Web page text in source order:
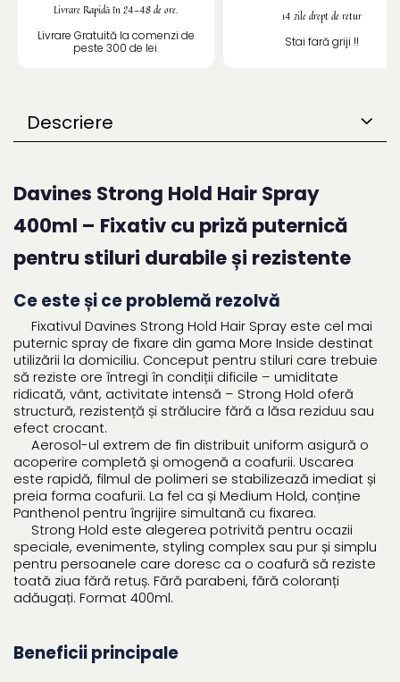
Livrare Rapidă în 24-48 de ore.
Livrare Gratuită la comenzi de
peste 300 de lei.
14 zile drept de retur
Stai fară griji !!
Descriere
Davines Strong Hold Hair Spray
400ml – Fixativ cu priză puternică
pentru stiluri durabile și rezistente
Ce este și ce problemă rezolvă
Fixativul Davines Strong Hold Hair Spray este cel mai
puternic spray de fixare din gama More Inside destinat
utilizării la domiciliu. Conceput pentru stiluri care trebuie
să reziste ore întregi în condiții dificile – umiditate
ridicată, vânt, activitate intensă – Strong Hold oferă
structură, rezistență și strălucire fără a lăsa reziduu sau
efect crocant.
Aerosol-ul extrem de fin distribuit uniform asigură o
acoperire completă și omogenă a coafurii. Uscarea
este rapidă, filmul de polimeri se stabilizează imediat și
preia forma coafurii. La fel ca și Medium Hold, conține
Panthenol pentru îngrijire simultană cu fixarea.
Strong Hold este alegerea potrivită pentru ocazii
speciale, evenimente, styling complex sau pur și simplu
pentru persoanele care doresc ca o coafură să reziste
toată ziua fără retuș. Fără parabeni, fără coloranți
adăugați. Format 400ml.
Beneficii principale